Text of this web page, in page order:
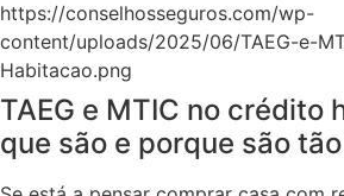
https://conselhosseguros.com/wp-
content/uploads/2025/06/TAEG-e-
Habitacao.png
TAEG e MTIC no crédito
que são e porque são